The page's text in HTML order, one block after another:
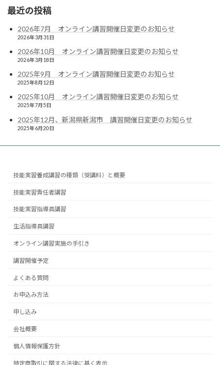
最近の投稿
2026年7月 オンライン講習開催日変更のお知らせ
2026年3月31日
2026年10月 オンライン講習開催日変更のお知らせ
2026年3月18日
2025年9月 オンライン講習開催日変更のお知らせ
2025年8月12日
2025年10月 オンライン講習開催日変更のお知らせ
2025年7月5日
2025年12月、新潟県新潟市 講習開催日変更のお知らせ
2025年6月20日
技能実習養成講習の種類（受講料）と概要
技能実習責任者講習
技能実習指導員講習
生活指導員講習
オンライン講習実施の手引き
講習開催予定
よくある質問
お申込み方法
申し込み
会社概要
個人情報保護方針
特定商取引に関する法律に基く表示